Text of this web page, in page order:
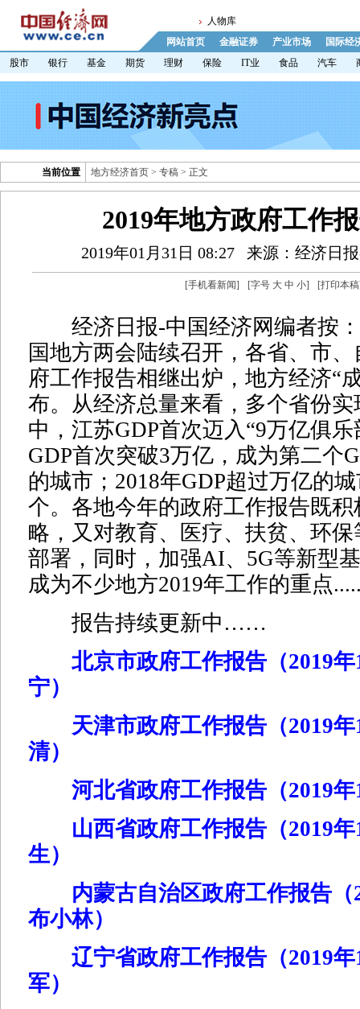
人物库
网站首页
金融证券 产业市场
国际经
股市
银行 基金 期货 理财 保险 IT业 食品 汽车
当前位置 地方经济首页 > 专稿 > 正文
2019年地方政府工作
2019年01月31日 08:27 来源：经济日
[手机看新闻] [字号 大 中 小] [打印本稿
经济日报-中国经济网编者按：
国地方两会陆续召开，各省、市
府工作报告相继出炉，地方经济“
布。从经济总量来看，多个省份
中，江苏GDP首次迈入“9万亿俱
GDP首次突破3万亿，成为第二个
的城市；2018年GDP超过万亿的
个。各地今年的政府工作报告既
略，又对教育、医疗、扶贫、环
部署，同时，加强AI、5G等新型
成为不少地方2019年工作的重点
报告持续更新中……
北京市政府工作报告（2019
宁）
天津市政府工作报告（2019
清）
河北省政府工作报告（2019
山西省政府工作报告（2019
生）
内蒙古自治区政府工作报告（
布小林）
辽宁省政府工作报告（2019
军）